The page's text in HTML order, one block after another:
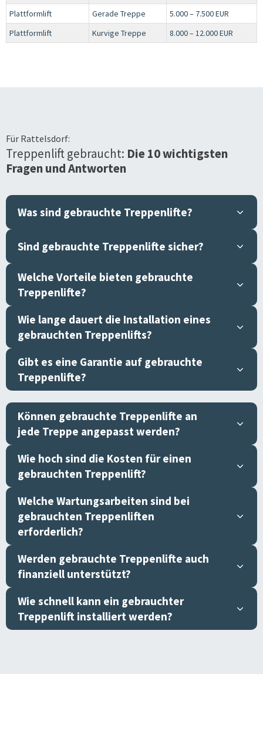
Plattformlift
Gerade Treppe
5.000 – 7.500 EUR
Plattformlift
Kurvige Treppe 8.000 – 12.000 EUR
Für Rattelsdorf:
Treppenlift gebraucht: Die 10 wichtigsten
Fragen und Antworten
Was sind gebrauchte Treppenlifte?
Sind gebrauchte Treppenlifte sicher?
Welche Vorteile bieten gebrauchte
Treppenlifte?
Wie lange dauert die Installation eines
gebrauchten Treppenlifts?
Gibt es eine Garantie auf gebrauchte
Treppenlifte?
Können gebrauchte Treppenlifte an
jede Treppe angepasst werden?
Wie hoch sind die Kosten für einen
gebrauchten Treppenlift?
Welche Wartungsarbeiten sind bei
gebrauchten Treppenliften
erforderlich?
Werden gebrauchte Treppenlifte auch
finanziell unterstützt?
Wie schnell kann ein gebrauchter
Treppenlift installiert werden?